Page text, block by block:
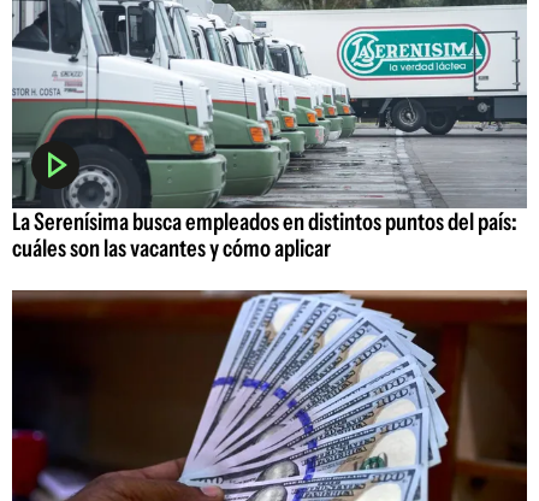
La Serenísima busca empleados en distintos puntos del país:
cuáles son las vacantes y cómo aplicar